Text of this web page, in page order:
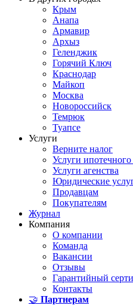
Крым
Анапа
Армавир
Архыз
Геленджик
Горячий Ключ
Краснодар
Майкоп
Москва
Новороссийск
Темрюк
Туапсе
Услуги
Верните налог
Услуги
Услуги агенства
Юридические
Продавцам
Покупателям
Журнал
Компания
О компании
Команда
Вакансии
Отзывы
Гарантийный
Контакты
🤝 Партнерам